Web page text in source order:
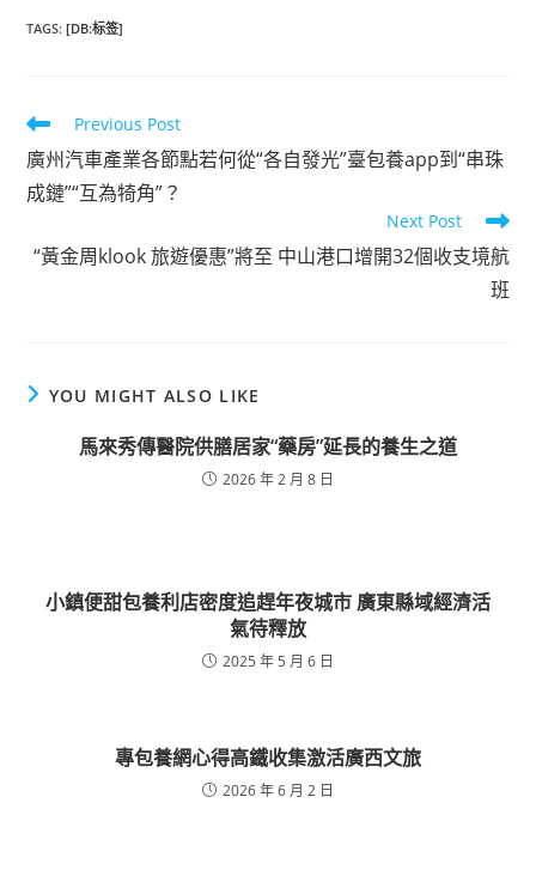
TAGS:[DB:标签]
Read
more
articles
Previous Post
廣州汽車產業各節點若何從“各自發光”臺包養app到“串珠
成鏈”“互為犄角”？
Next Post
“黃金周klook 旅遊優惠”將至 中山港口增開32個收支境航
班
YOU MIGHT ALSO LIKE
馬來秀傳醫院供膳居家“藥房”延長的養生之道
2026 年 2 月 8 日
小鎮便甜包養利店密度追趕年夜城市 廣東縣域經濟活
氣待釋放
2025 年 5 月 6 日
專包養網心得高鐵收集激活廣西文旅
2026 年 6 月 2 日